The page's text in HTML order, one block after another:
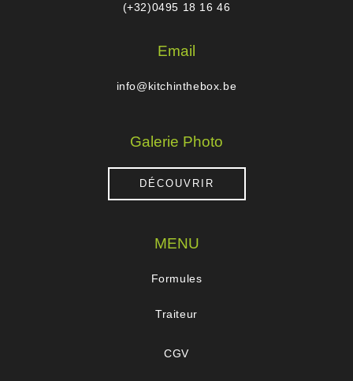
(+32)0495 18 16 46
Email
info@kitchinthebox.be
Galerie Photo
DÉCOUVRIR
MENU
Formules
Traiteur
CGV